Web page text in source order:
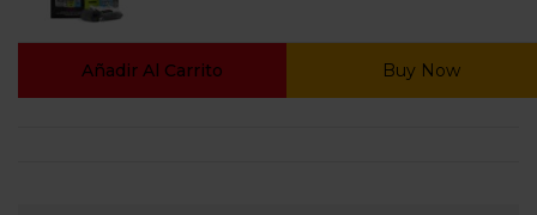
Añadir Al Carrito Buy Now